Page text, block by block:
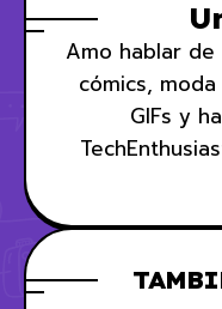
Amo hablar
cómics,
GIFs y